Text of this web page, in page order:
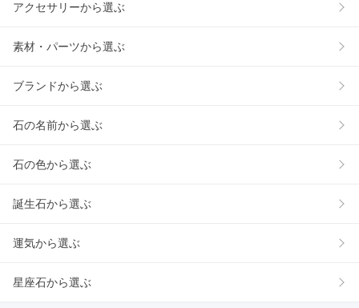
アクセサリーから選ぶ
素材・パーツから選ぶ
ブランドから選ぶ
石の名前から選ぶ
石の色から選ぶ
誕生石から選ぶ
運気から選ぶ
星座石から選ぶ